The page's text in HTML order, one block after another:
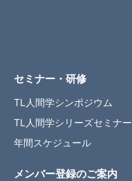
セミナー・研修
TL人間学シンポジウム
TL人間学シリーズセミナー
年間スケジュール
メンバー登録のご案内